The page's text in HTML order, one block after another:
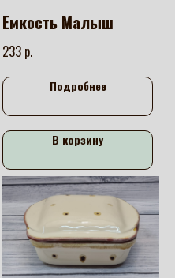
Емкость Малыш
233 р.
Подробнее
В корзину